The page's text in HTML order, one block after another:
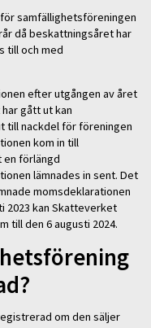
samfällighetsföreningen
då beskattningsåret har
till och med
efter utgången av året
gått ut kan
till nackdel för föreningen
kom in till
förlängd
lämnades in sent. Det
momsdeklarationen
2023 kan Skatteverket
till den 6 augusti 2024.
om den säljer